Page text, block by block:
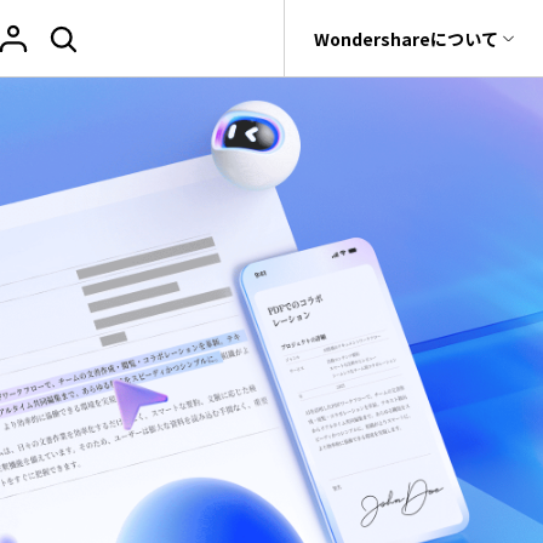
・ファイル修復ソフト
ォン管理ソフト
データ転送ソフト
を守るアプリ
会社情報
法人様向けお問い合わせ窓口
Wondershareについて
サポートセンター
データ復元・転送
Recoverit
サポート Wondershareについて
PDF オンラインツール
PDF を Excel に変換
PDF を圧縮
PDF を結合
PDF をトリミング
他のオンラインツール
閲覧・活用
PDF 注釈
PDF 印刷
PDF 翻訳
AI ツール
教育向け
iOSユーザー向け
ユーザーの声
私たちをフォロー